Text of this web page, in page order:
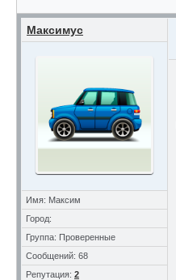
Максимус
Имя: Максим
Город:
Группа: Проверенные
Сообщений: 68
Репутация: 2